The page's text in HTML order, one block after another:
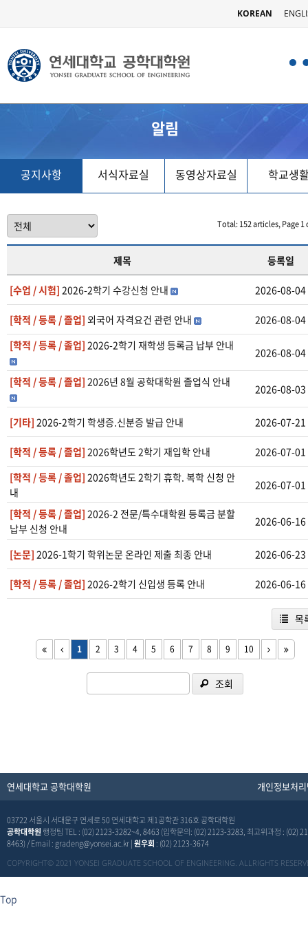
KOREAN
알림
공지사항 서식자료실 동영상자료실 학교생
Total: 152 articles, Page 1
제목 등록일
[수업 / 시험] 2026-2학기 수강신청 안내 2026-08-04
[학적 / 등록 / 졸업] 외국어 자격요건 관련 안내
2026-08-04
[학적 / 등록 / 졸업] 2026-2학기 재학생 등록금 납부 안내
2026-08-04
[학적 / 등록 / 졸업] 2026년 8월 공학대학원 졸업식 안내
2026-08-03
[기타] 2026-2학기 학생증.신분증 발급 안내 2026-07-21
[학적 / 등록 / 졸업] 2026학년도 2학기 재입학 안내
2026-07-01
[학적 / 등록 / 졸업] 2026학년도 2학기 휴학. 복학 신청 안
내
2026-07-01
[학적 / 등록 / 졸업] 2026-2 전문/특수대학원 등록금 분할
납부 신청 안내
2026-06-16
[논문] 2026-1학기 학위논문 온라인 제출 최종 안내 2026-06-23
[학적 / 등록 / 졸업] 2026-2학기 신입생 등록 안내 2026-06-16
목
1 2 3 4 5 6 7 8 9 10
조회
연세대학교 공학대학원 개인정보처
03722 서울시 서대문구 연세로 50 연세대학교 제1공학관 316호 공학대학원
공학대학원행정팀 TEL : (02) 2123-3282~4, 8463 (입학문의: (02) 2123-3283, 최고위과정 : (02)
8463) / Email : gradeng@yonsei.ac.kr |원우회 : (02) 2123-3674
COPYRIGHT© 2021 YONSEI GRADUATE SCHOOL OF ENGINEERING. ALLRIGHTS
Top